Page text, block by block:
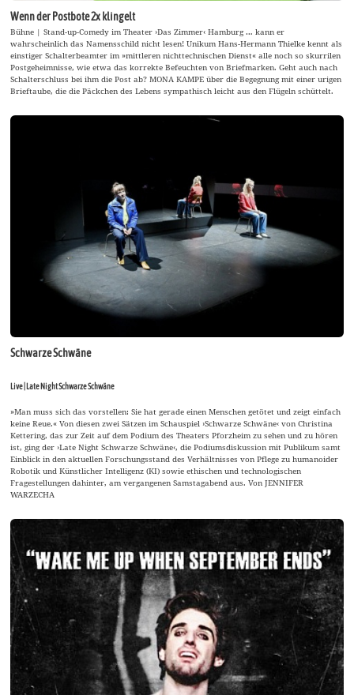
Wenn der Postbote 2x klingelt
Bühne | Stand-up-Comedy im Theater ›Das Zimmer‹ Hamburg … kann er
wahrscheinlich das Namensschild nicht lesen! Unikum Hans-Hermann Thielke kennt als
einstiger Schalterbeamter im »mittleren nichttechnischen Dienst« alle noch so skurrilen
Postgeheimnisse, wie etwa das korrekte Befeuchten von Briefmarken. Geht auch nach
Schalterschluss bei ihm die Post ab? MONA KAMPE über die Begegnung mit einer urigen
Brieftaube, die die Päckchen des Lebens sympathisch leicht aus den Flügeln schüttelt.
Schwarze Schwäne
Live | Late Night Schwarze Schwäne
»Man muss sich das vorstellen: Sie hat gerade einen Menschen getötet und zeigt einfach
keine Reue.« Von diesen zwei Sätzen im Schauspiel ›Schwarze Schwäne‹ von Christina
Kettering, das zur Zeit auf dem Podium des Theaters Pforzheim zu sehen und zu hören
ist, ging der ›Late Night Schwarze Schwäne‹, die Podiumsdiskussion mit Publikum samt
Einblick in den aktuellen Forschungsstand des Verhältnisses von Pflege zu humanoider
Robotik und Künstlicher Intelligenz (KI) sowie ethischen und technologischen
Fragestellungen dahinter, am vergangenen Samstagabend aus. Von JENNIFER
WARZECHA